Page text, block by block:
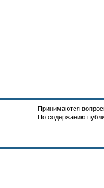
Принимаются
По содержанию